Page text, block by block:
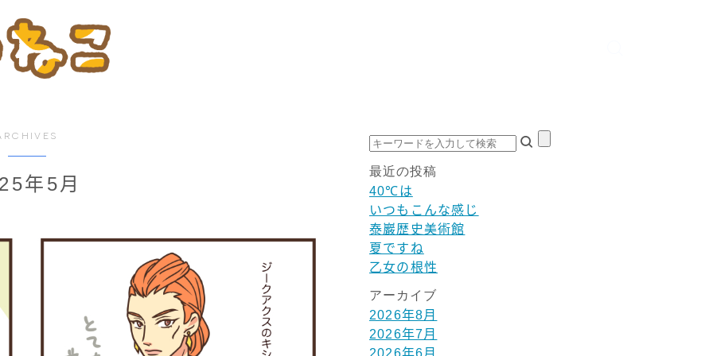
年5月
最近の投稿
40℃は
いつもこんな感じ
泰巖歴史美術館
夏ですね
乙女の根性
アーカイブ
2026年8月
2026年7月
2026年6月